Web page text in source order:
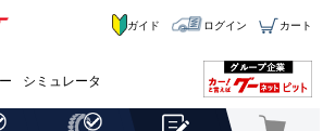
シミュレータ
ガイド ログイン カート